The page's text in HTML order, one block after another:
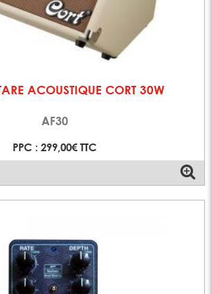
ACOUSTIQUE CORT 30W
AF30
PPC : 299,00€ TTC